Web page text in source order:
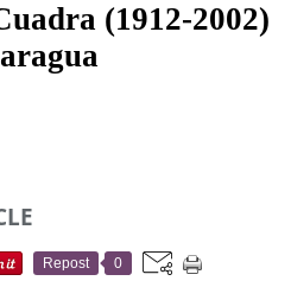
(1912-2002)
Repost 0